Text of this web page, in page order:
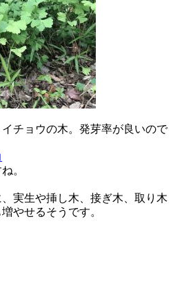
チョウの木。発芽率が良いので
。
実生や挿し木、接ぎ木、取り木
やせるそうです。